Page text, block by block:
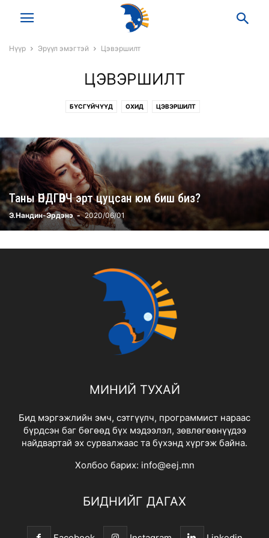
Нүүр Эрүүл эмэгтэй Цэвэршилт
ЦЭВЭРШИЛТ
БҮСГҮЙЧҮҮД ОХИД ЦЭВЭРШИЛТ
Таны ӨНДГӨВЧ эрт цуцсан юм биш биз?
Э.Нандин-Эрдэнэ - 2020/06/01
МИНИЙ ТУХАЙ
Бид мэргэжлийн эмч, сэтгүүлч, программист нараас
бүрдсэн баг бөгөөд бүх мэдээлэл, зөвлөгөөнүүдээ
найдвартай эх сурвалжаас та бүхэнд хүргэж байна.
Холбоо барих: info@eej.mn
БИДНИЙГ ДАГАХ